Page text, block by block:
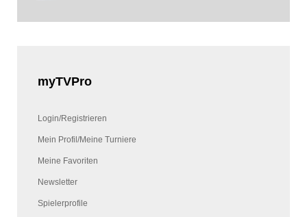
myTVPro
Login/Registrieren
Mein Profil/Meine Turniere
Meine Favoriten
Newsletter
Spielerprofile